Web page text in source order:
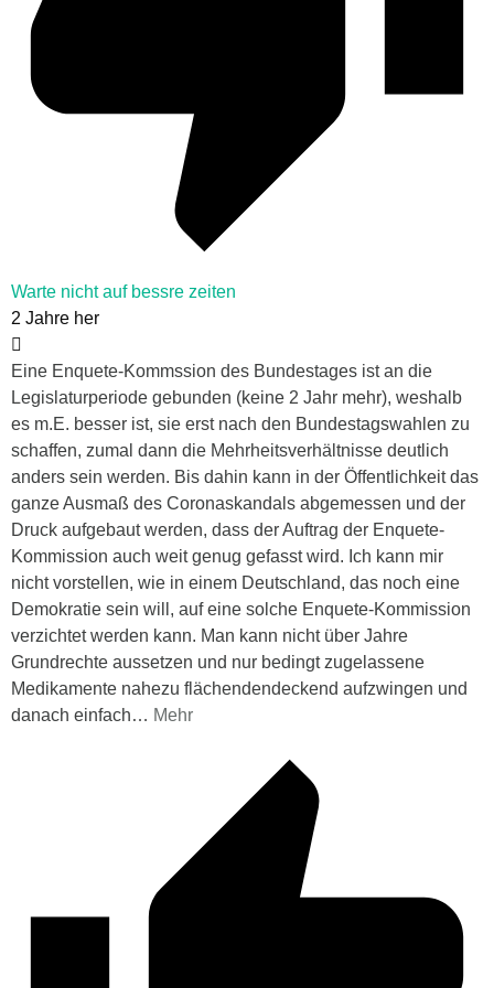
Warte nicht auf bessre zeiten
2 Jahre her
Eine Enquete-Kommssion des Bundestages ist an die
Legislaturperiode gebunden (keine 2 Jahr mehr), weshalb
es m.E. besser ist, sie erst nach den Bundestagswahlen zu
schaffen, zumal dann die Mehrheitsverhältnisse deutlich
anders sein werden. Bis dahin kann in der Öffentlichkeit das
ganze Ausmaß des Coronaskandals abgemessen und der
Druck aufgebaut werden, dass der Auftrag der Enquete-
Kommission auch weit genug gefasst wird. Ich kann mir
nicht vorstellen, wie in einem Deutschland, das noch eine
Demokratie sein will, auf eine solche Enquete-Kommission
verzichtet werden kann. Man kann nicht über Jahre
Grundrechte aussetzen und nur bedingt zugelassene
Medikamente nahezu flächendendeckend aufzwingen und
danach einfach… Mehr